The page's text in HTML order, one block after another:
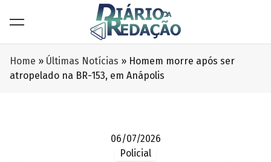
Home » Últimas Notícias » Homem morre após ser
atropelado na BR-153, em Anápolis
06/07/2026
Policial